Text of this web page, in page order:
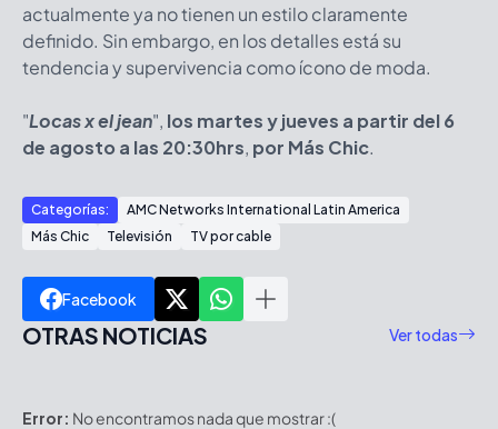
actualmente ya no tienen un estilo claramente
definido. Sin embargo, en los detalles está su
tendencia y supervivencia como ícono de moda.
"Locas x el jean", los martes y jueves a partir del 6
de agosto a las 20:30hrs, por Más Chic.
Categorías:
AMC Networks International Latin America
Más Chic
Televisión TV por cable
Facebook
OTRAS NOTICIAS Ver todas
Error: No encontramos nada que mostrar :(